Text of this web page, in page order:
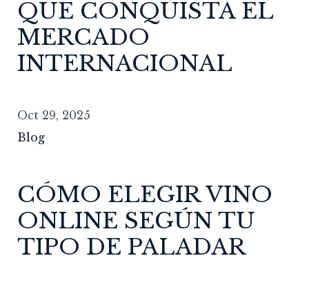
QUÉ CONQUISTA EL
MERCADO
INTERNACIONAL
Oct 29, 2025
Blog
CÓMO ELEGIR VINO
ONLINE SEGÚN TU
TIPO DE PALADAR